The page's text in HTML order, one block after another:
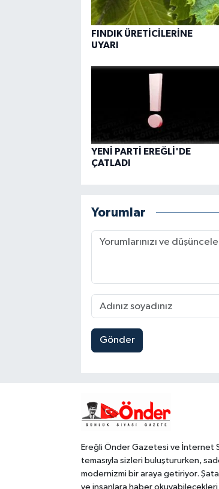
FINDIK ÜRETİCİLERİNE
UYARI
YENİ PARTİ EREĞLİ'DE
ÇATLADI
Yorumlar
Gönder
Ereğli Önder Gazetesi ve İnternet
temasıyla sizleri buluştururken,
modernizmi bir araya getiriyor.
ve insanlara haber okuyabilecekleri